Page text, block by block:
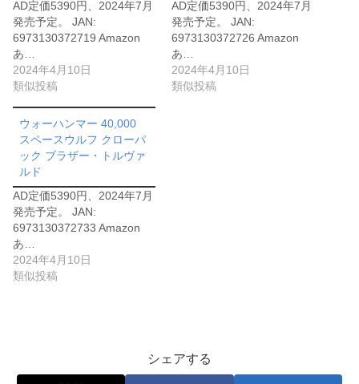
AD定価5390円、2024年7月
発売予定。 JAN:
6973130372719 Amazon
あ…
2024年4月10日
類似投稿
AD定価5390円、2024年7月
発売予定。 JAN:
6973130372726 Amazon
あ…
2024年4月10日
類似投稿
ウォーハンマー 40,000
スペースウルフ クローパ
ック ブラザー・トルヴァ
ルド
AD定価5390円、2024年7月
発売予定。 JAN:
6973130372733 Amazon
あ…
2024年4月10日
類似投稿
シェアする